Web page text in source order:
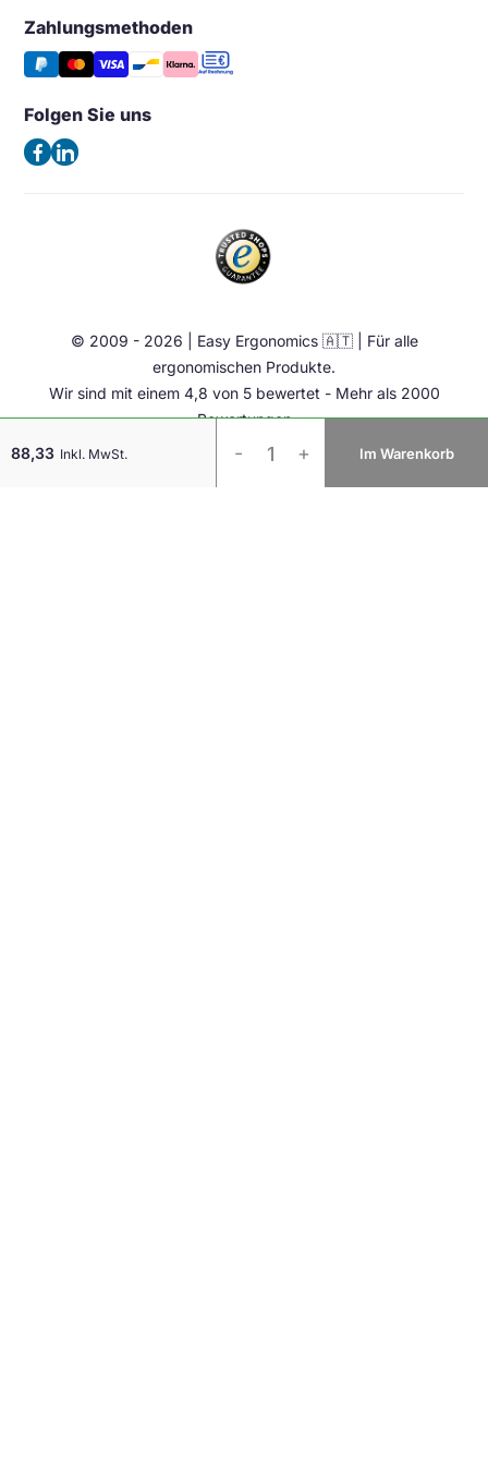
88,33 Inkl. MwSt.
Mouse
- + Im Warenkorb
Häufig gestellte Fragen – FAQ
Allgemeine Geschäftsbedingungen
Datenschutzerklärung
Wunschliste
Vergleichen
Monitorarm & Monitorständer
Stützen
Beleuchtung
Ergonomische Bürostuhl
Übrige
Easy Ergonomics (Office Shapers B.V.)
Kaiserswerther Str. 115
Deutschland
(Keine Besuchsadresse)
info@easy-ergonomics.at
Zahlungsmethoden
Folgen Sie uns
© 2009 - 2026 | Easy Ergonomics 🇦🇹 | Für alle
ergonomischen Produkte.
Wir sind mit einem 4,8 von 5 bewertet - Mehr als 2000
Bewertungen